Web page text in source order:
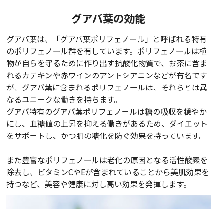
グアバ葉の効能
グアバ葉は、「グアバ葉ポリフェノール」と呼ばれる特有
のポリフェノール群を有しています。ポリフェノールは植
物が自らを守るために作り出す抗酸化物質で、お茶に含ま
れるカテキンや赤ワインのアントシアニンなどが有名です
が、グアバ葉に含まれるポリフェノールは、それらとは異
なるユニークな働きを持ちます。
グアバ特有のグアバ葉ポリフェノールは糖の吸収を穏やか
にし、血糖値の上昇を抑える働きがあるため、ダイエット
をサポートし、かつ肌の糖化を防ぐ効果を持っています。
また豊富なポリフェノールは老化の原因となる活性酸素を
除去し、ビタミンCやEが含まれていることから美肌効果を
持つなど、美容や健康に対し高い効果を発揮します。